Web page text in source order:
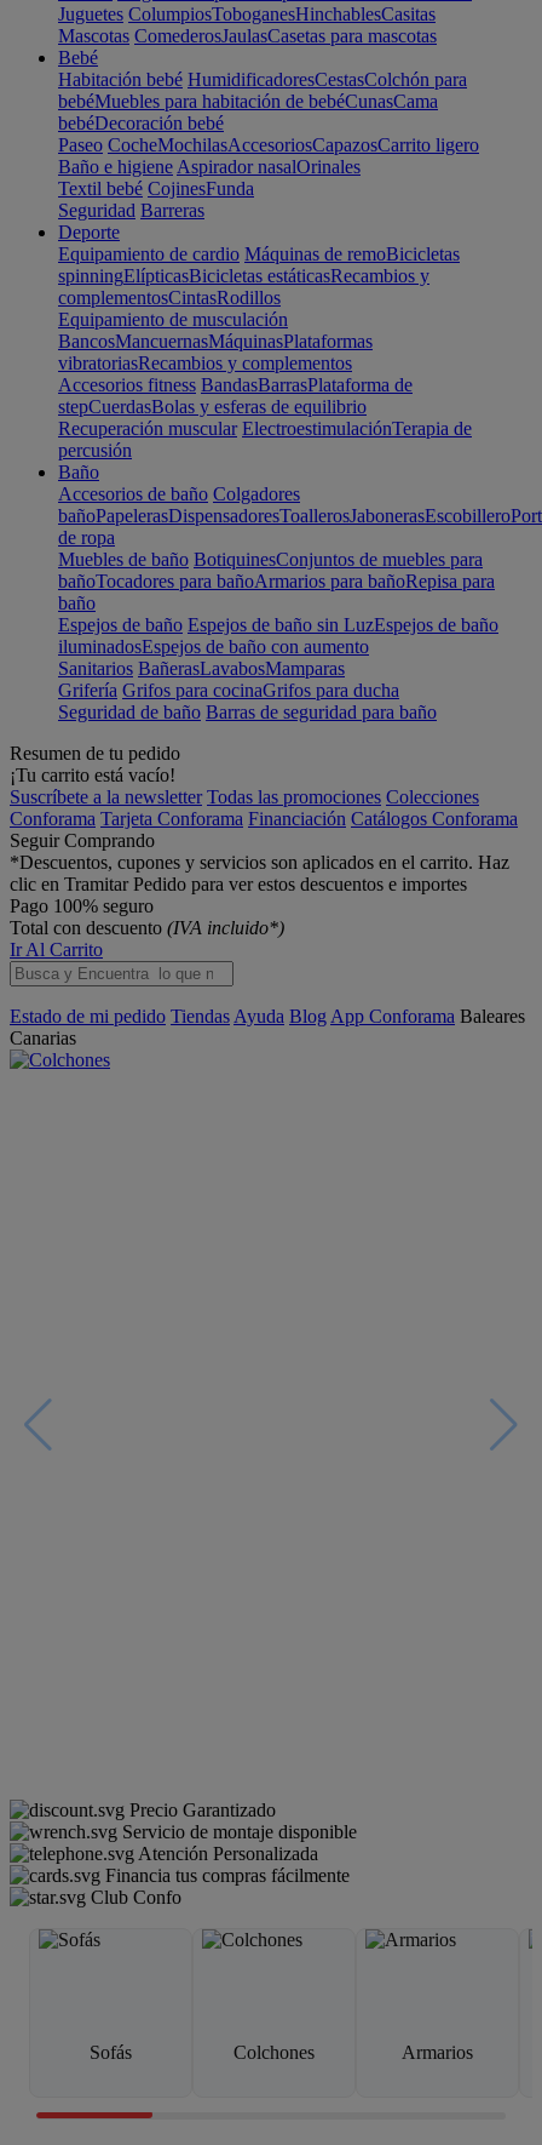
Juguetes ColumpiosToboganesHinchablesCasitas
Mascotas ComederosJaulasCasetas para mascotas
Bebé
Habitación bebé HumidificadoresCestasColchón para
bebéMuebles para habitación de bebéCunasCama
bebéDecoración bebé
Paseo CocheMochilasAccesoriosCapazosCarrito ligero
Baño e higiene Aspirador nasalOrinales
Textil bebé CojinesFunda
Seguridad Barreras
Deporte
Equipamiento de cardio Máquinas de remoBicicletas
spinningElípticasBicicletas estáticasRecambios y
complementosCintasRodillos
Equipamiento de musculación
BancosMancuernasMáquinasPlataformas
vibratoriasRecambios y complementos
Accesorios fitness BandasBarrasPlataforma de
stepCuerdasBolas y esferas de equilibrio
Recuperación muscular ElectroestimulaciónTerapia de
percusión
Baño
Accesorios de baño Colgadores
bañoPapelerasDispensadoresToallerosJabonerasEscobillero
de ropa
Muebles de baño BotiquinesConjuntos de muebles para
bañoTocadores para bañoArmarios para bañoRepisa para
baño
Espejos de baño Espejos de baño sin LuzEspejos de baño
iluminadosEspejos de baño con aumento
Sanitarios BañerasLavabosMamparas
Grifería Grifos para cocinaGrifos para ducha
Seguridad de baño Barras de seguridad para baño
Resumen de tu pedido
¡Tu carrito está vacío!
Suscríbete a la newsletter Todas las promociones Colecciones
Conforama Tarjeta Conforama Financiación Catálogos Conforama
Seguir Comprando
*Descuentos, cupones y servicios son aplicados en el carrito. Haz
clic en Tramitar Pedido para ver estos descuentos e importes
Pago 100% seguro
Total con descuento (IVA incluido*)
Ir Al Carrito
Estado de mi pedido Tiendas Ayuda Blog App Conforama Baleares
Canarias
Precio Garantizado
Servicio de montaje disponible
Atención Personalizada
Financia tus compras fácilmente
Club Confo
Sofás Colchones Armarios